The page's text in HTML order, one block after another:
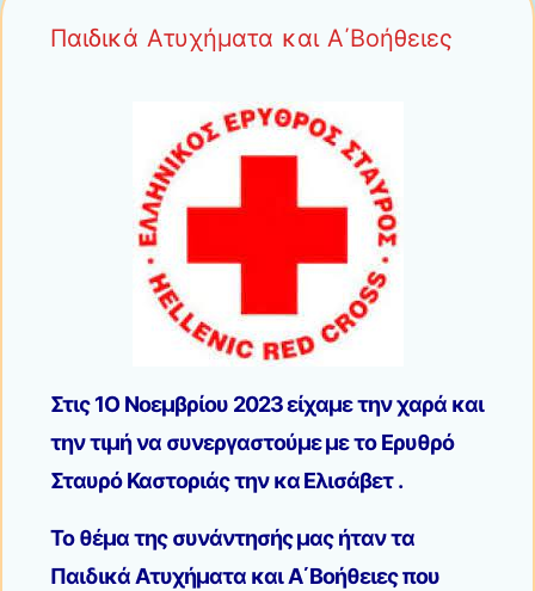
Παιδικά Ατυχήματα και Α΄Βοήθειες
Στις 1Ο Νοεμβρίου 2023 είχαμε την χαρά και
την τιμή να συνεργαστούμε με το Ερυθρό
Σταυρό Καστοριάς την κα Ελισάβετ .
Το θέμα της συνάντησής μας ήταν τα
Παιδικά Ατυχήματα και Α΄Βοήθειες που